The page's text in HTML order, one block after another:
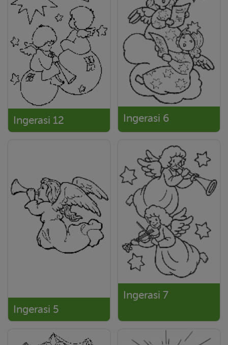
Ingerasi 12 Ingerasi 6
Ingerasi 5
Ingerasi 7